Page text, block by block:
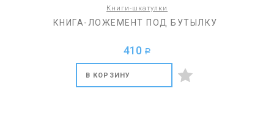
Книги-шкатулки
КНИГА-ЛОЖЕМЕНТ ПОД БУТЫЛКУ
410 a
В КОРЗИНУ